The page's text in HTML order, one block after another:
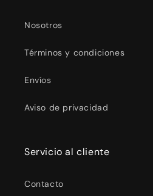
Nosotros
Términos y condiciones
Envíos
Aviso de privacidad
Servicio al cliente
Contacto